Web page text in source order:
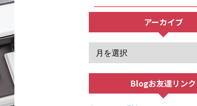
アーカイブ
Blogお友達リンク